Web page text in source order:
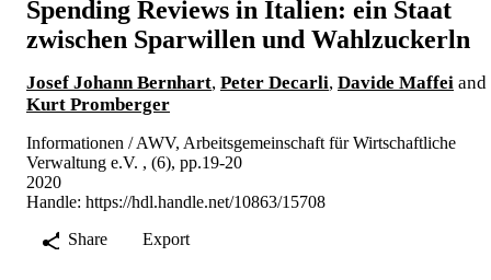
Spending Reviews in Italien: ein Staat
zwischen Sparwillen und Wahlzuckerln
Josef Johann Bernhart, Peter Decarli, Davide Maffei and
Kurt Promberger
Informationen / AWV, Arbeitsgemeinschaft für Wirtschaftliche
Verwaltung e.V. , (6), pp.19-20
2020
Handle: https://hdl.handle.net/10863/15708
Share
Export